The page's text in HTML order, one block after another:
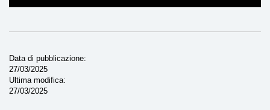
Data di pubblicazione
27/03/2025
Ultima modifica
27/03/2025